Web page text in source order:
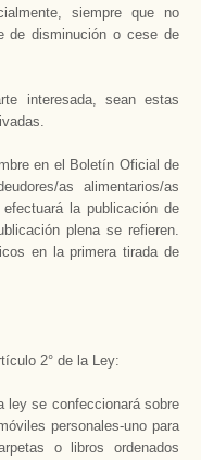
siempre que no
de disminución o cese de
interesada, sean estas
en el Boletín Oficial de
as alimentarios/as
la publicación de
plena se refieren.
en la primera tirada de
2° de la Ley:
ley se confeccionará sobre
personales-uno para
o libros ordenados